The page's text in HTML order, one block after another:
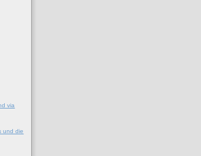
via
und die